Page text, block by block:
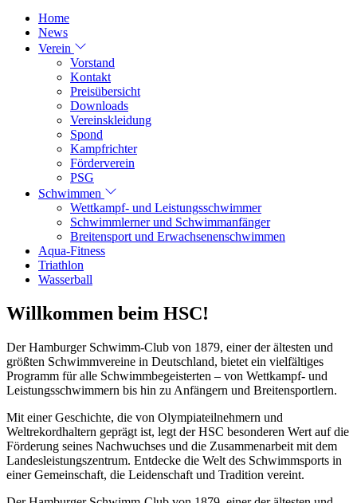
Home
News
Verein
Vorstand
Kontakt
Preisübersicht
Downloads
Vereinskleidung
Spond
Kampfrichter
Förderverein
PSG
Schwimmen
Wettkampf- und Leistungsschwimmer
Schwimmlerner und Schwimmanfänger
Breitensport und Erwachsenenschwimmen
Aqua-Fitness
Triathlon
Wasserball
Willkommen beim HSC!
Der Hamburger Schwimm-Club von 1879, einer der ältesten und
größten Schwimmvereine in Deutschland, bietet ein vielfältiges
Programm für alle Schwimmbegeisterten – von Wettkampf- und
Leistungsschwimmern bis hin zu Anfängern und Breitensportlern.
Mit einer Geschichte, die von Olympiateilnehmern und
Weltrekordhaltern geprägt ist, legt der HSC besonderen Wert auf die
Förderung seines Nachwuchses und die Zusammenarbeit mit dem
Landesleistungszentrum. Entdecke die Welt des Schwimmsports in
einer Gemeinschaft, die Leidenschaft und Tradition vereint.